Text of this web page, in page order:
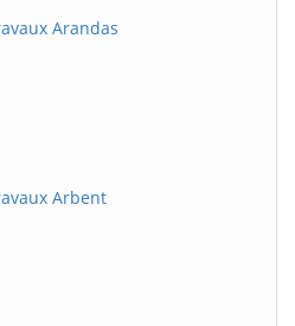
Arandas
Arbent